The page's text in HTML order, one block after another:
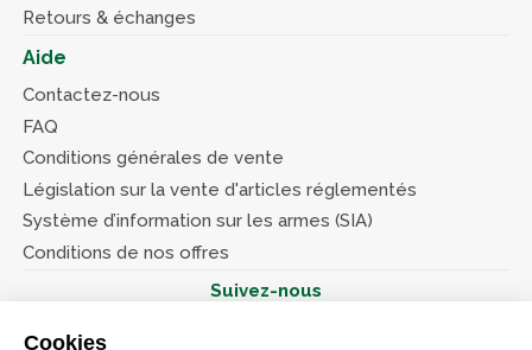
Cookies
Retours & échanges
Aide
Contactez-nous
FAQ
Conditions générales de vente
Législation sur la vente d'articles réglementés
Système d’information sur les armes (SIA)
Conditions de nos offres
Suivez-nous